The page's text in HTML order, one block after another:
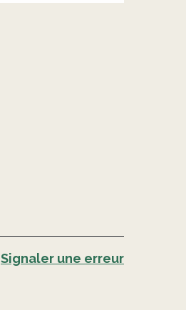
Signaler une erreur